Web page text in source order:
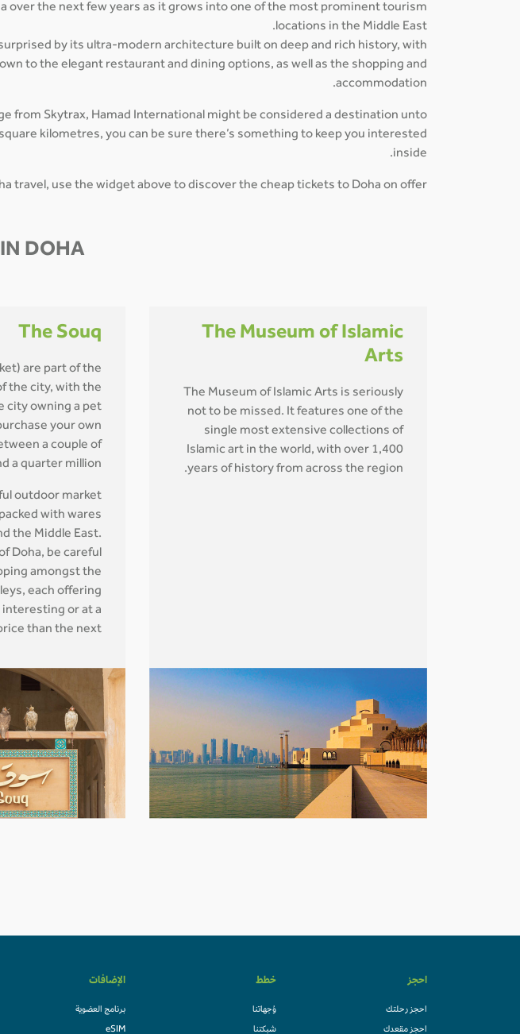
over the next few years as it grows into one of the most prominent tourism
locations in the Middle East.
by its ultra-modern architecture built on deep and rich history, with
to the elegant restaurant and dining options, as well as the shopping and
accommodation.
from Skytrax, Hamad International might be considered a destination unto
kilometres, you can be sure there’s something to keep you interested
inside.
travel, use the widget above to discover the cheap tickets to Doha on offer!
DOHA
The Museum of Islamic
Arts
The Museum of Islamic Arts is seriously
not to be missed. It features one of the
single most extensive collections of
Islamic art in the world, with over 1,400
years of history from across the region.
The Souq
are part of the
the city, with the
city owning a pet
your own
a couple of
a quarter million.
outdoor market
with wares
the Middle East.
Doha, be careful
amongst the
each offering
or at a
than the next.
احجز
احجز رحلتك
احجز مقعدك
خطط
وُجهاتنا
شبكتنا
الإضافات
برنامج العضوية
eSIM